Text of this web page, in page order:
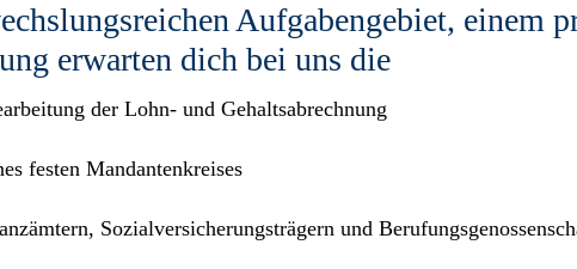
Aufgabengebiet, einem
erwarten dich bei uns die
der Lohn- und Gehaltsabrechnung
festen Mandantenkreises
Sozialversicherungsträgern und